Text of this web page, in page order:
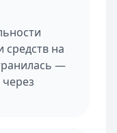
средств на
—